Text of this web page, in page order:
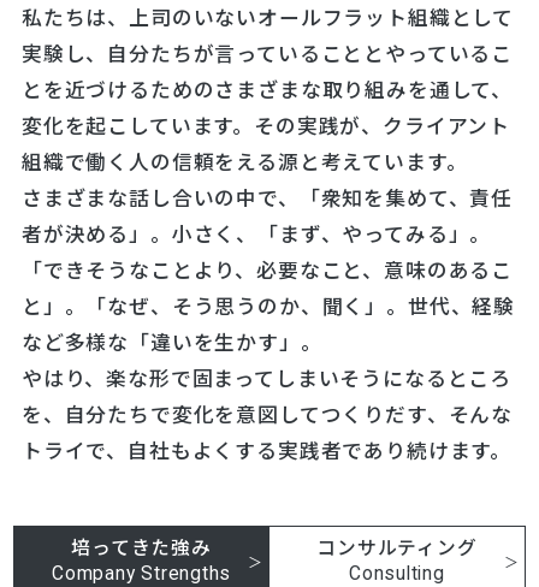
私たちは、上司のいないオールフラット組織として
実験し、自分たちが言っていることとやっているこ
とを近づけるためのさまざまな取り組みを通して、
変化を起こしています。その実践が、クライアント
組織で働く人の信頼をえる源と考えています。
さまざまな話し合いの中で、「衆知を集めて、責任
者が決める」。小さく、「まず、やってみる」。
「できそうなことより、必要なこと、意味のあるこ
と」。「なぜ、そう思うのか、聞く」。世代、経験
など多様な「違いを生かす」。
やはり、楽な形で固まってしまいそうになるところ
を、自分たちで変化を意図してつくりだす、そんな
トライで、自社もよくする実践者であり続けます。
培ってきた強み
Company Strengths
コンサルティング
Consulting